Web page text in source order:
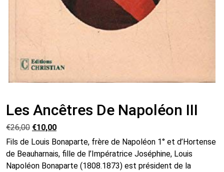
Les Ancêtres De Napoléon III
€26,00 €10,00
Fils de Louis Bonaparte, frère de Napoléon 1° et d’Hortense
de Beauharnais, fille de l’Impératrice Joséphine, Louis
Napoléon Bonaparte (1808.1873) est président de la